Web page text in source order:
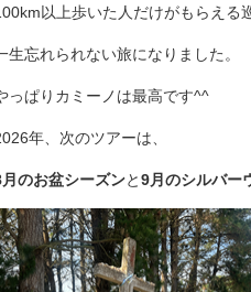
以上歩いた人だけがもらえる
生忘れられない旅になりました。
っぱりカミーノは最高です^^
年、次のツアーは、
のお盆シーズンと9月のシルバー